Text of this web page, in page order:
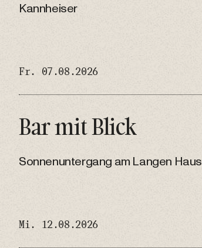
Kannheiser
Fr. 07.08.2026
Bar mit Blick
Sonnenuntergang am Langen Haus
Mi. 12.08.2026